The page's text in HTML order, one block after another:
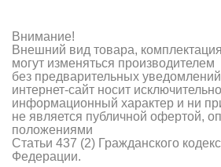
Зарядные устройства и блоки питания
Двигатели
Технические жидкости
Инструмент,измерительные
Внимание!
Внешний вид товара,
могут изменяться производителем
без предварительных
интернет-сайт носит исключительно
информационный характер и ни
не является публичной офертой,
положениями
Статьи 437 (2) Гражданского
Федерации.